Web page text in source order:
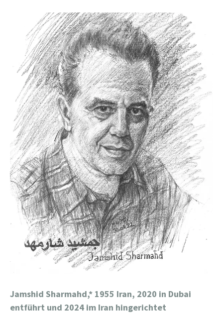
Jamshid Sharmahd,* 1955 Iran, 2020 in Dubai
entführt und 2024 im Iran hingerichtet